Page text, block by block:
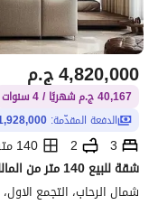
ج.م4,820,000
40,167 ج.م شهريًا / 4 سنوات
الدفعة المقدّمة: 1,928,000
3
2
140 متر مربع
شمال الرحاب، التجمع